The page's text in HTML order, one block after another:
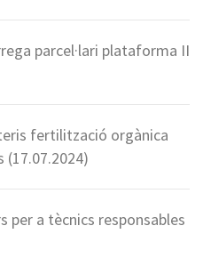
parcel·lari plataforma II
fertilització orgànica
(17.07.2024)
per a tècnics responsables